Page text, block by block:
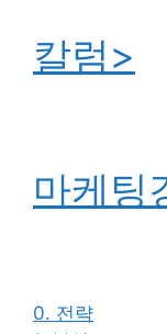
칼럼>
마케팅
0. 전략